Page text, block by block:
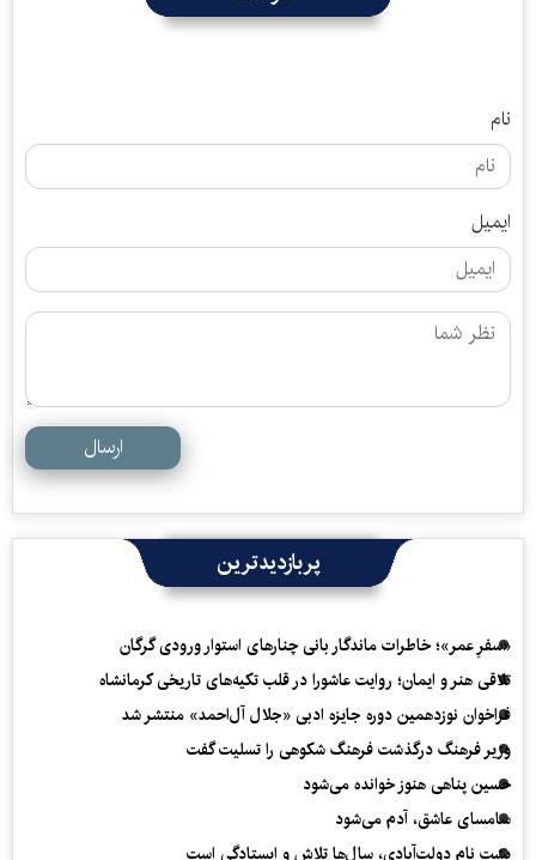
نام
ایمیل
ارسال
پربازدیدترین
«سفرِ عمر»؛ خاطرات ماندگار بانی چنارهای استوار ورودی گرگان
تلاقی هنر و ایمان؛ روایت عاشورا در قلب تکیه‌های تاریخی کرمانشاه
فراخوان نوزدهمین دوره جایزه ادبی «جلال آل‌احمد» منتشر شد
وزیر فرهنگ درگذشت فرهنگ شکوهی را تسلیت گفت
حسین پناهی هنوز خوانده می‌شود
سامسای عاشق، آدم می‌شود
پشت نام دولت‌آبادی، سال‌ها تلاش و ایستادگی است